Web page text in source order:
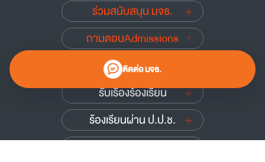
ติดต่อ มจธ.
ร่วมสนับสนุน มจธ.
ถามตอบAdmissions
นักศึกษาเก่าสัมพันธ์
รับเรื่องร้องเรียน
ร้องเรียนผ่าน ป.ป.ช.